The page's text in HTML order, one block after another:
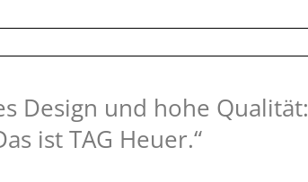
Design und hohe Qualität:
ist TAG Heuer.“